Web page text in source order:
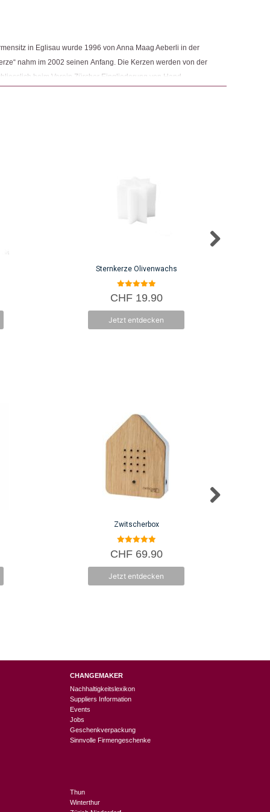
in Eglisau wurde 1996 von Anna Maag Aeberli in der
nahm im 2002 seinen Anfang. Die Kerzen werden von der
beim Verein Zürcher Eingliederung von Hand
leichteren bis mittleren Beeinträchtigung Ausbildungen und
Sternkerze Olivenwachs
5.00
von 5
CHF19.90
Jetzt entdecken
Zwitscherbox
5.00
von 5
CHF69.90
Jetzt entdecken
CHANGEMAKER
Nachhaltigkeitslexikon
Suppliers Information
Events
Jobs
Geschenkverpackung
Sinnvolle Firmengeschenke
Thun
Winterthur